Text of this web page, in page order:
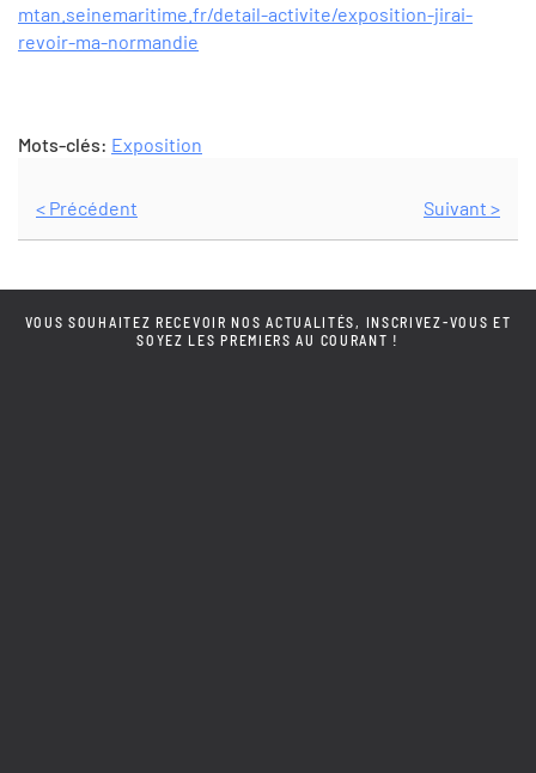
mtan.seinemaritime.fr/detail-activite/exposition-jirai-
revoir-ma-normandie
Mots-clés: Exposition
< Précédent Suivant >
VOUS SOUHAITEZ RECEVOIR NOS ACTUALITÉS, INSCRIVEZ-VOUS ET
SOYEZ LES PREMIERS AU COURANT !